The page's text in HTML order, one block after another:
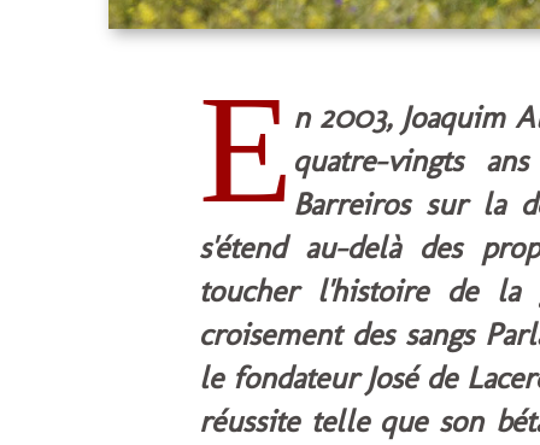
E n 2003, Joaquim
quatre-vingts
Barreiros sur la
s'étend au-delà des
toucher l'histoire de la
croisement des sangs
le fondateur José de
réussite telle que son